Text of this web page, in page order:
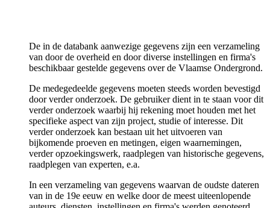
De in de databank aanwezige gegevens zijn een verzameling
van door de overheid en door diverse instellingen en firma's
beschikbaar gestelde gegevens over de Vlaamse Ondergrond.
De medegedeelde gegevens moeten steeds worden bevestigd
door verder onderzoek. De gebruiker dient in te staan voor dit
verder onderzoek waarbij hij rekening moet houden met het
specifieke aspect van zijn project, studie of interesse. Dit
verder onderzoek kan bestaan uit het uitvoeren van
bijkomende proeven en metingen, eigen waarnemingen,
verder opzoekingswerk, raadplegen van historische gegevens,
raadplegen van experten, e.a.
In een verzameling van gegevens waarvan de oudste dateren
van in de 19e eeuw en welke door de meest uiteenlopende